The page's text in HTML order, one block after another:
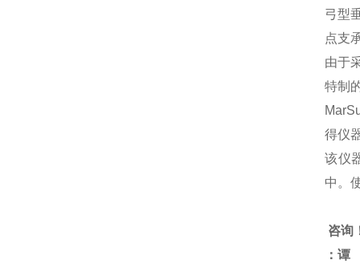
弓型
点支
由于
特制
得仪
该仪
中。
咨询
：谭